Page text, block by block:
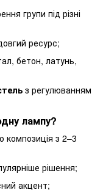
групи під різні
ресурс;
бетон, латунь,
з регулюванням
лампу?
композиція з 2–3
рішення;
акцент;